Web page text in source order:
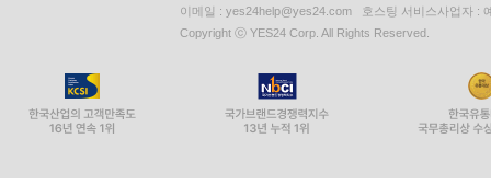
이메일 : yes24help@yes24.com 호스팅 서비스사업자 :
Copyright ⓒ YES24 Corp. All Rights Reserved.